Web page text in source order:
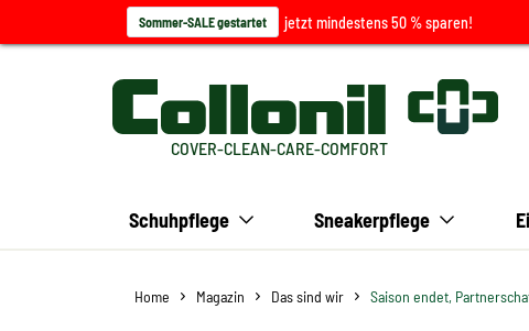
Sommer-SALE gestartet jetzt mindestens 50 % sparen!
COVER-CLEAN-CARE-COMFORT
Schuhpflege Sneakerpflege
Home Magazin Das sind wir Saison endet,